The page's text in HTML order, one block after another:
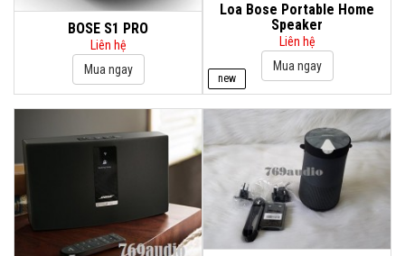
BOSE S1 PRO
Liên hệ
new
Loa Bose Portable Home
Speaker
Liên hệ